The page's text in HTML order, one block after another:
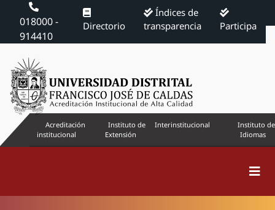
018000 -
914410
Directorio
Índices de
transparencia
Participa
Acreditación
institucional
Instituto de
Extensión
Interinstitucional
Instituto de
Idiomas